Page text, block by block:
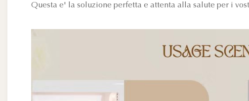
Questa e' la soluzione perfetta e attenta alla salute per i